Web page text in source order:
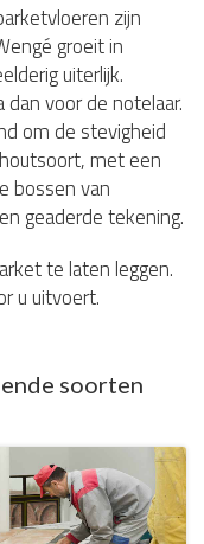
zijn
groeit in
uiterlijk.
dan voor de notelaar.
om de stevigheid
met een
bossen van
geaderde tekening.
te laten leggen.
u uitvoert.
soorten